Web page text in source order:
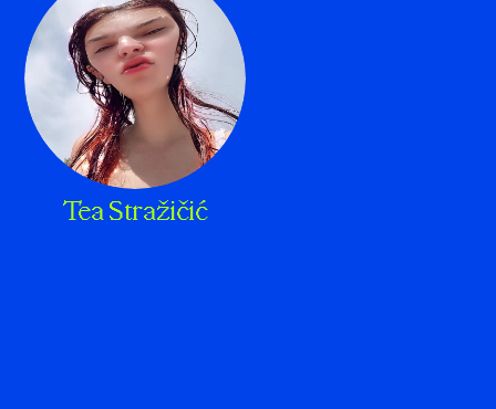
Tea Stražičić